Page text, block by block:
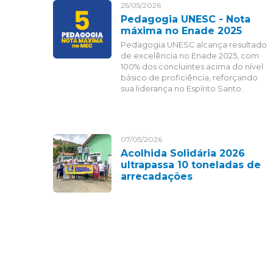
25/05/2026
Pedagogia UNESC - Nota
máxima no Enade 2025
Pedagogia UNESC alcança resultado
de excelência no Enade 2025, com
100% dos concluintes acima do nível
básico de proficiência, reforçando
sua liderança no Espírito Santo.
07/05/2026
Acolhida Solidária 2026
ultrapassa 10 toneladas de
arrecadações